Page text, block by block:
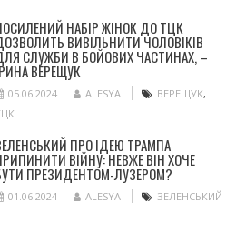
НАБІР ЖІНОК ДО ТЦК
ВИВІЛЬНИТИ ЧОЛОВІКІВ
СЛУЖБИ В БОЙОВИХ ЧАСТИНАХ, –
ВЕРЕЩУК
05.06.2024 ALESYA ВЕРЕЩУК,
ПРО ІДЕЮ ТРАМПА
ВІЙНУ: НЕВЖЕ ВІН ХОЧЕ
ПРЕЗИДЕНТОМ-ЛУЗЕРОМ?
01.06.2024 ALESYA ЗЕЛЕНСЬКИЙ